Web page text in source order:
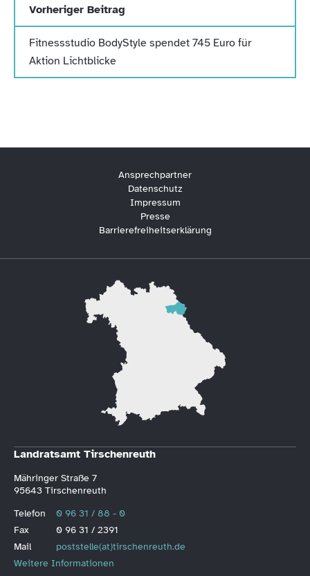
Vorheriger Beitrag
Fitnessstudio BodyStyle spendet 745 Euro für
Aktion Lichtblicke
Ansprechpartner
Datenschutz
Impressum
Presse
Barrierefreiheitserklärung
Landratsamt Tirschenreuth
Mähringer Straße 7
95643 Tirschenreuth
Telefon
0 96 31 / 88 - 0
Fax
0 96 31 / 2391
Mail
poststelle(at)tirschenreuth.de
Weitere Informationen